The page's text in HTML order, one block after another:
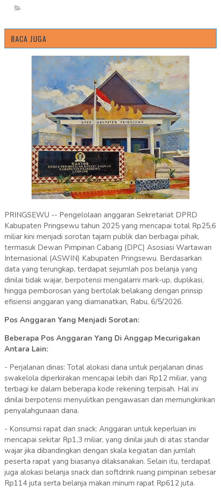
BACA JUGA
PRINGSEWU -- Pengelolaan anggaran Sekretariat DPRD
Kabupaten Pringsewu tahun 2025 yang mencapai total Rp25,6
miliar kini menjadi sorotan tajam publik dan berbagai pihak,
termasuk Dewan Pimpinan Cabang (DPC) Asosiasi Wartawan
Internasional (ASWIN) Kabupaten Pringsewu. Berdasarkan
data yang terungkap, terdapat sejumlah pos belanja yang
dinilai tidak wajar, berpotensi mengalami mark-up, duplikasi,
hingga pemborosan yang bertolak belakang dengan prinsip
efisiensi anggaran yang diamanatkan, Rabu, 6/5/2026.
Pos Anggaran Yang Menjadi Sorotan:
Beberapa Pos Anggaran Yang Di Anggap Mecurigakan
Antara Lain:
- Perjalanan dinas: Total alokasi dana untuk perjalanan dinas
swakelola diperkirakan mencapai lebih dari Rp12 miliar, yang
terbagi ke dalam beberapa kode rekening terpisah. Hal ini
dinilai berpotensi menyulitkan pengawasan dan memungkinkan
penyalahgunaan dana.
- Konsumsi rapat dan snack: Anggaran untuk keperluan ini
mencapai sekitar Rp1,3 miliar, yang dinilai jauh di atas standar
wajar jika dibandingkan dengan skala kegiatan dan jumlah
peserta rapat yang biasanya dilaksanakan. Selain itu, terdapat
juga alokasi belanja snack dan softdrink ruang pimpinan sebesar
Rp114 juta serta belanja makan minum rapat Rp612 juta.